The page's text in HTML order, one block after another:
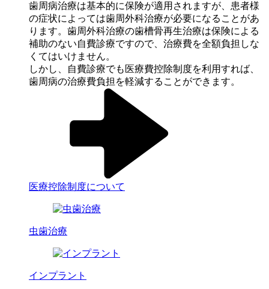
歯周病治療は基本的に保険が適用されますが、患者様
の症状によっては歯周外科治療が必要になることがあ
ります。歯周外科治療の歯槽骨再生治療は保険による
補助のない自費診療ですので、治療費を全額負担しな
くてはいけません。
しかし、自費診療でも医療費控除制度を利用すれば、
歯周病の治療費負担を軽減することができます。
医療控除制度について
虫歯治療
インプラント